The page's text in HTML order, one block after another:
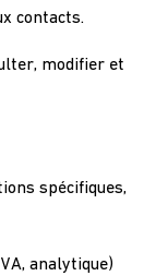
contacts.
modifier et
spécifiques,
analytique)